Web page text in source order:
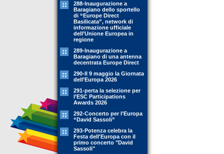
288-Inaugurazione a
Baragiano dello sportello
di “Europe Direct
Basilicata”, network di
informazione ufficiale
dell’Unione Europea in
regione
289-Inaugurazione a
Baragiano di una antenna
decentrata Europe Direct
290-Il 9 maggio la Giornata
dell’Europa 2026
291-perta la selezione per
l’ESC Participations
Awards 2026
292-Concerto per l’Europa
“David Sassoli”
293-Potenza celebra la
Festa dell'Europa con il
primo concerto "David
Sassoli"